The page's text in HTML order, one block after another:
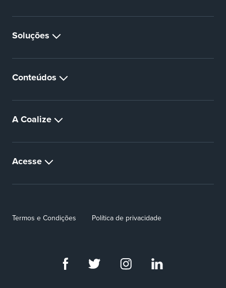
Soluções
Conteúdos
A Coalize
Acesse
Termos e Condições Política de privacidade